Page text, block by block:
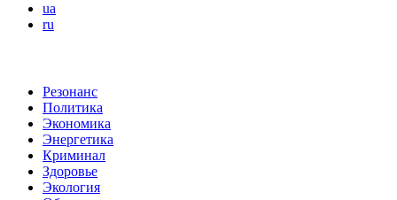
ua
ru
Резонанс
Политика
Экономика
Энергетика
Криминал
Здоровье
Экология